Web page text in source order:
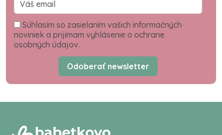
Súhlasím so zasielaním vašich informačných
noviniek a prijímam vyhlásenie o ochrane
osobných údajov.
Odoberať newsletter